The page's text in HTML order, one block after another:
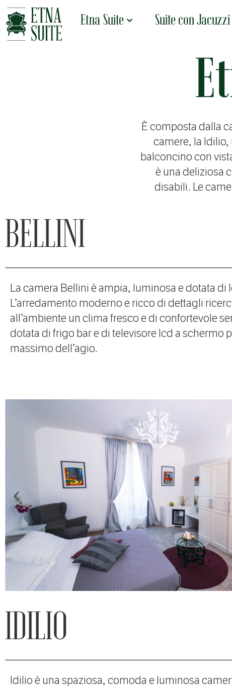
Etna Suite Suite con Jacuzzi
È composta dalla
camere, la Idilio,
balconcino con
è una deliziosa
disabili. Le
BELLINI
La camera Bellini è ampia, luminosa e dotata di
L’arredamento moderno e ricco di dettagli
all’ambiente un clima fresco e di confortevole
dotata di frigo bar e di televisore lcd a schermo
massimo dell’agio.
IDILIO
Idilio è una spaziosa, comoda e luminosa